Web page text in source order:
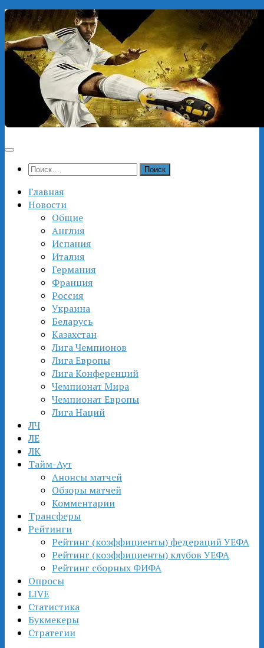
Перейти
к
содержимому
Найти:
Главная
Новости
Общие
Англия
Испания
Италия
Германия
Франция
Россия
Украина
Беларусь
Казахстан
Лига Чемпионов
Лига Европы
Лига Конференций
Чемпионат Мира
Чемпионат Европы
Лига Наций
ЛЧ
ЛЕ
ЛК
Тайм-Аут
Анонсы матчей
Обзоры матчей
Комментарии
Трансферы
Рейтинги
Рейтинг (коэффициенты) федераций УЕФА
Рейтинг (коэффициенты) клубов УЕФА
Рейтинг сборных ФИФА
Опросы
LIVE
Статистика
Букмекеры
Стратегии